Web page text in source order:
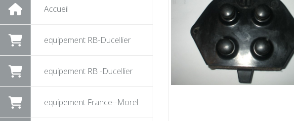
Accueil
equipement RB-Ducellier
equipement RB -Ducellier
equipement France--Morel